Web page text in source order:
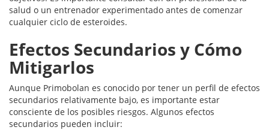
salud o un entrenador experimentado antes de comenzar
cualquier ciclo de esteroides.
Efectos Secundarios y Cómo
Mitigarlos
Aunque Primobolan es conocido por tener un perfil de efectos
secundarios relativamente bajo, es importante estar
consciente de los posibles riesgos. Algunos efectos
secundarios pueden incluir: